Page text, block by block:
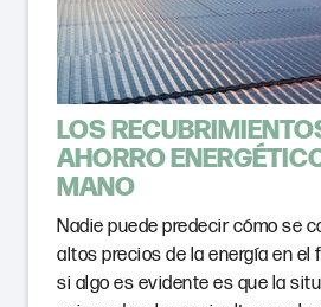
LOS
AHORRO
MANO
Nadie puede predecir cómo se
altos precios de la energía en el
si algo es evidente es que la